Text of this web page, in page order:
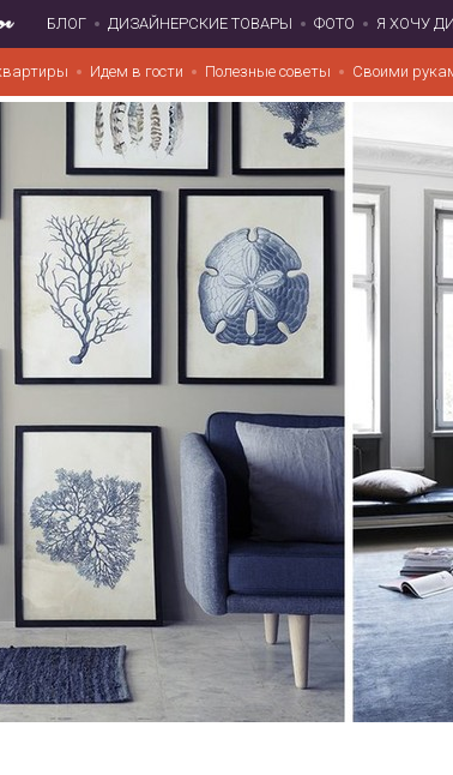
БЛОГ ДИЗАЙНЕРСКИЕ ТОВАРЫ ФОТО Я ХОЧУ
Идем в гости Полезные советы Своими